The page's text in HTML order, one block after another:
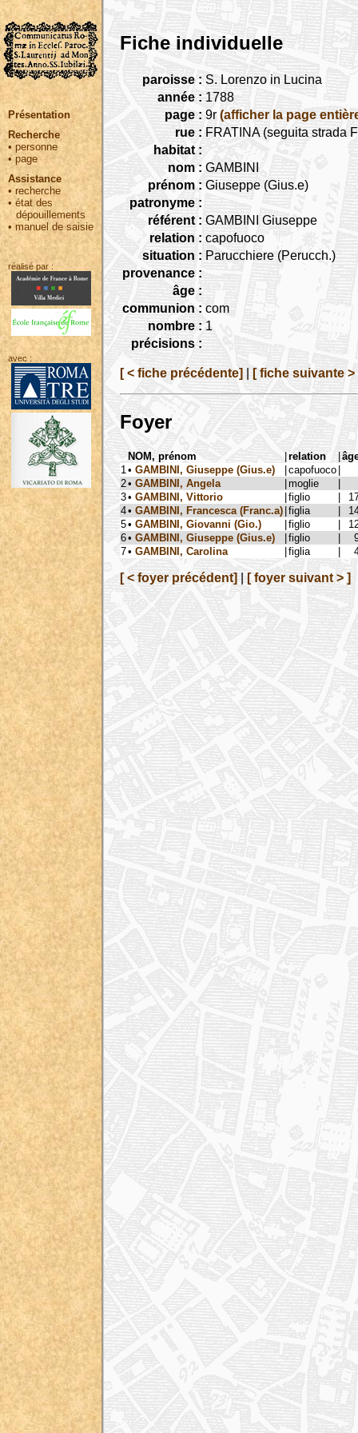
Présentation
Recherche
• personne
•page
Assistance
• recherche
•état des
dépouillements
•manuel de saisie
réalisé par :
avec :
Fiche individuelle
paroisse : S. Lorenzo in Lucina
année : 1788
page : 9r (afficher la page
rue : FRATINA (seguita strada
habitat :
nom : GAMBINI
prénom : Giuseppe (Gius.e)
patronyme :
référent : GAMBINI Giuseppe
relation : capofuoco
situation : Parucchiere (Perucch.)
provenance :
âge :
communion : com
nombre : 1
précisions :
[ < fiche précédente] [ fiche suivante >
Foyer
NOM, prénom |relation |
1 • GAMBINI, Giuseppe (Gius.e) |capofuoco |
2• GAMBINI, Angela |moglie
|
3• GAMBINI, Vittorio |figlio |
4• GAMBINI, Francesca (Franc.a) |figlia |
5• GAMBINI, Giovanni (Gio.) |figlio |
6• GAMBINI, Giuseppe (Gius.e) |figlio |
7• GAMBINI, Carolina |figlia |
[ < foyer précédent] [ foyer suivant > ]